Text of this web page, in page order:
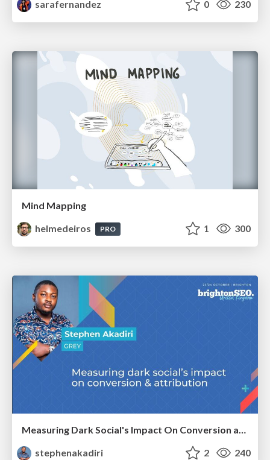
sarafernandez
0 230
Mind Mapping
helmedeiros
PRO 1 300
Measuring Dark Social's Impact On Conversion and Attribution
stephenakadiri
2 240